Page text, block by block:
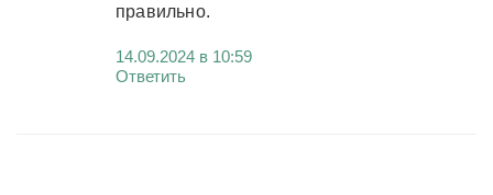
правильно.
14.09.2024 в 10:59
Ответить